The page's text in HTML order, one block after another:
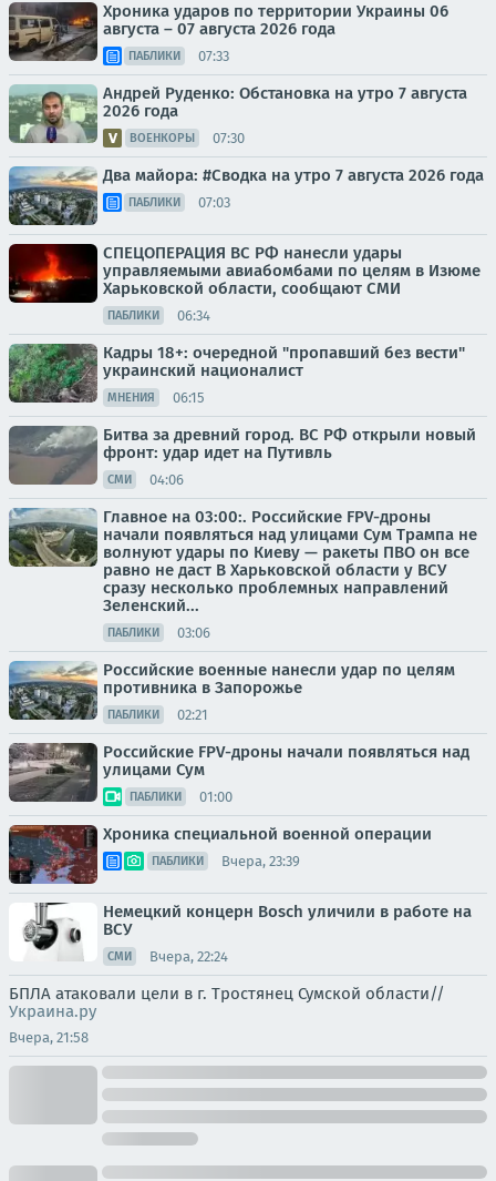
Хроника ударов по территории Украины 06
августа – 07 августа 2026 года
ПАБЛИКИ 07:33
Андрей Руденко: Обстановка на утро 7 августа
2026 года
ВОЕНКОРЫ 07:30
Два майора: #Сводка на утро 7 августа 2026 года
ПАБЛИКИ 07:03
СПЕЦОПЕРАЦИЯ ВС РФ нанесли удары
управляемыми авиабомбами по целям в Изюме
Харьковской области, сообщают СМИ
ПАБЛИКИ 06:34
Кадры 18+: очередной "пропавший без вести"
украинский националист
МНЕНИЯ 06:15
Битва за древний город. ВС РФ открыли новый
фронт: удар идет на Путивль
СМИ 04:06
Главное на 03:00:. Российские FPV-дроны
начали появляться над улицами Сум Трампа не
волнуют удары по Киеву — ракеты ПВО он все
равно не даст В Харьковской области у ВСУ
сразу несколько проблемных направлений
Зеленский...
ПАБЛИКИ 03:06
Российские военные нанесли удар по целям
противника в Запорожье
ПАБЛИКИ 02:21
Российские FPV-дроны начали появляться над
улицами Сум
ПАБЛИКИ 01:00
Хроника специальной военной операции
ПАБЛИКИ Вчера, 23:39
Немецкий концерн Bosch уличили в работе на
ВСУ
СМИ Вчера, 22:24
БПЛА атаковали цели в г. Тростянец Сумской области//
Украина.ру
Вчера, 21:58